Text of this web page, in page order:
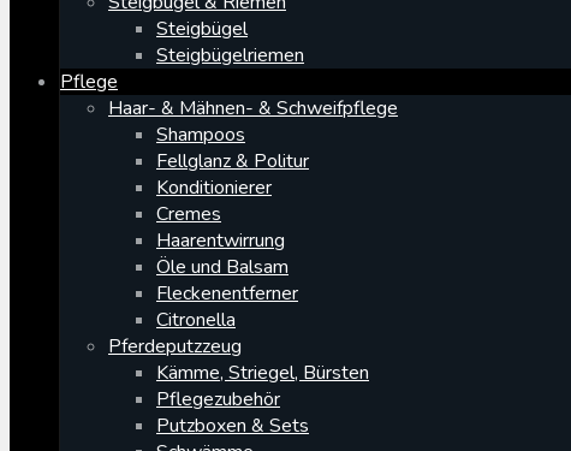
Steigbügel
Steigbügelriemen
Pflege
Haar- & Mähnen- & Schweifpflege
Shampoos
Fellglanz & Politur
Konditionierer
Cremes
Haarentwirrung
Öle und Balsam
Fleckenentferner
Citronella
Pferdeputzzeug
Kämme, Striegel, Bürsten
Pflegezubehör
Putzboxen & Sets